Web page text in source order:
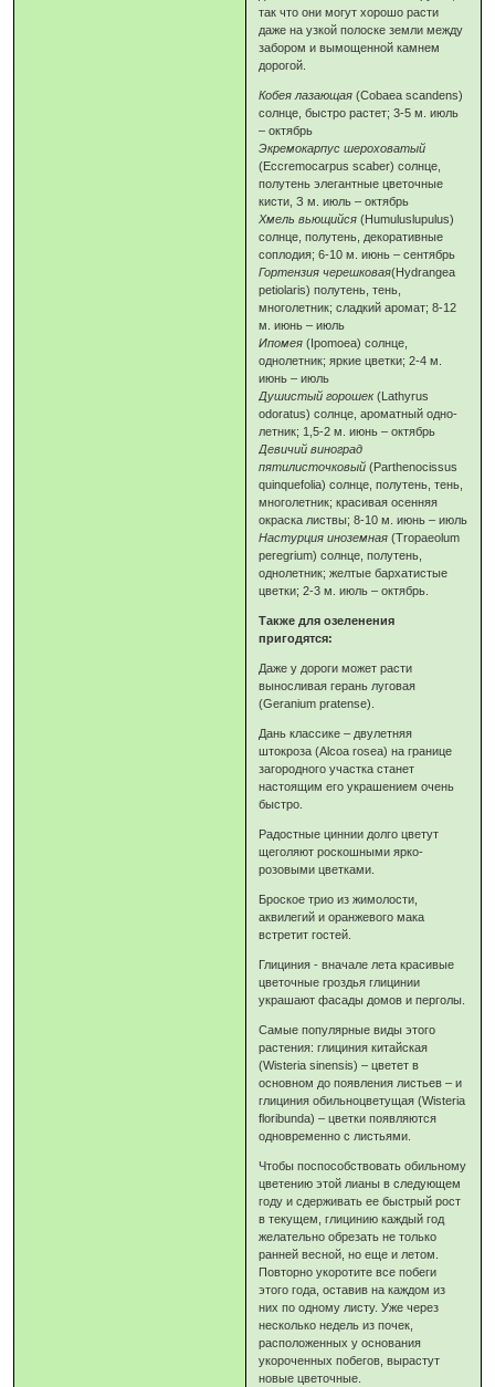
так что они могут хорошо расти
даже на узкой полоске земли между
забором и вымощенной камнем
дорогой.
Кобея лазающая(Cobaea scandens)
солнце, быстро растет; 3-5 м. июль
– октябрь
Экремокарпус шероховатый
(Eccremocarpus scaber) солнце,
полутень элегантные цветочные
кисти, З м. июль – октябрь
Хмель вьющийся (Humuluslupulus)
солнце, полутень, декоративные
соплодия; 6-10 м. июнь – сентябрь
Гортензия черешковая(Hydrangea
petiolaris) полутень, тень,
многолетник; сладкий аромат; 8-12
м. июнь – июль
Ипомея (Ipomoea) солнце,
однолетник; яркие цветки; 2-4 м.
июнь – июль
Душистый горошек(Lathyrus
odoratus) солнце, ароматный одно­
летник; 1,5-2 м. июнь – октябрь
Девичий виноград
пятилисточковый (Parthenocissus
quinquefolia) солнце, полутень, тень,
многолетник; красивая осенняя
окраска листвы; 8-10 м. июнь – июль
Настурция инозем­ная (Tropaeolum
peregrium) солнце, полутень,
однолетник; жел­тые бархатистые
цветки; 2-3 м. июль – октябрь.
Также для озеленения
пригодятся:
Даже у дороги может расти
выносливая герань луговая
(Geranium pratense).
Дань классике – двулетняя
штокроза (Alcoa rosea) на границе
загородного участка станет
настоящим его украшением очень
быстро.
Радостные циннии долго цветут
щеголяют роскошными ярко-
розовыми цветками.
Броское трио из жимолости,
аквилегий и оранжевого мака
встретит гостей.
Глициния - вначале лета красивые
цветочные гроздья глицинии
украшают фасады домов и перголы.
Самые популярные виды этого
растения: глициния китайская
(Wisteria sinensis) – цветет в
основном до появления листьев – и
глициния обильноцветущая (Wisteria
floribunda) – цветки появляются
одновременно с листьями.
Чтобы поспособствовать обильному
цветению этой лианы в следующем
году и сдерживать ее быстрый рост
в текущем, глицинию каждый год
желательно обрезать не только
ранней весной, но еще и летом.
Повторно укоротите все побеги
этого года, оставив на каждом из
них по одному листу. Уже через
несколько недель из почек,
расположенных у основания
укороченных побегов, вырастут
новые цветочные.